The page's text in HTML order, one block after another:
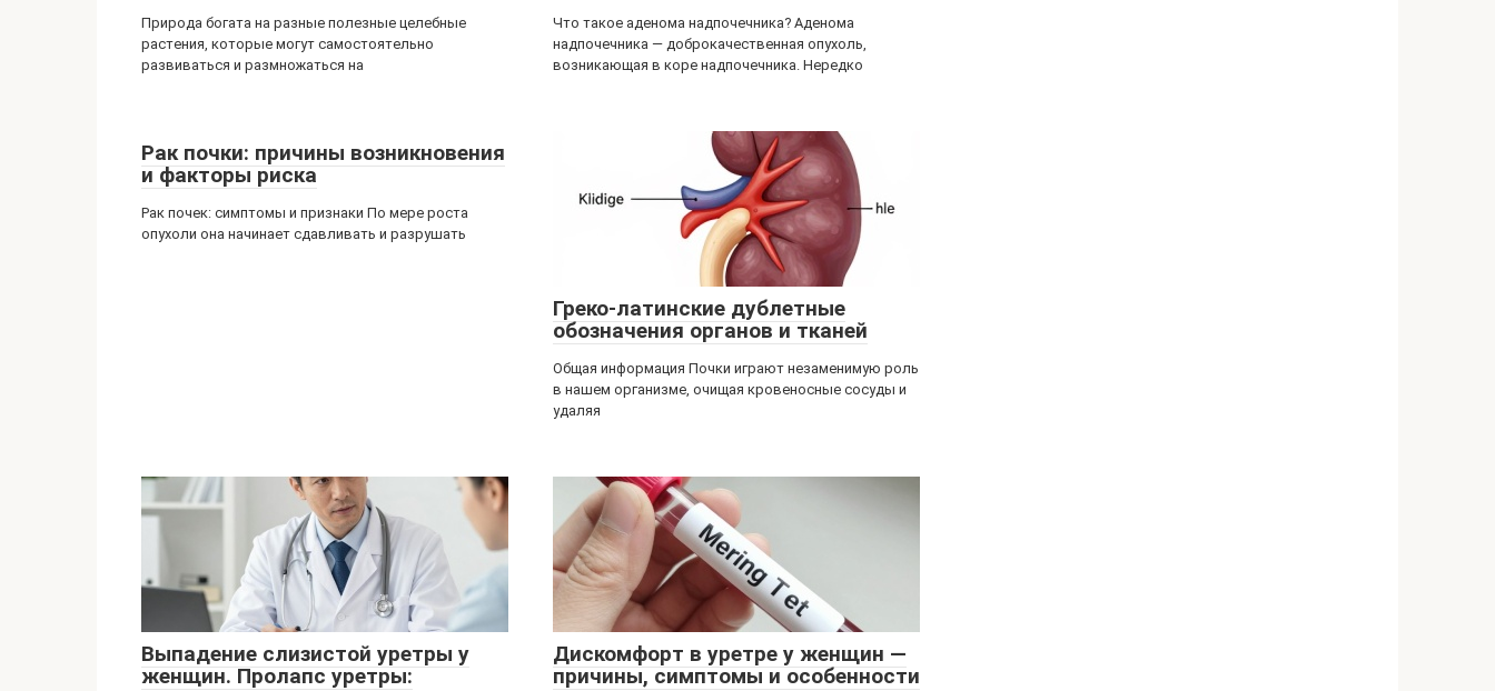
Природа богата на разные полезные целебные
растения, которые могут самостоятельно
развиваться и размножаться на
Что такое аденома надпочечника? Аденома
надпочечника — доброкачественная опухоль,
возникающая в коре надпочечника. Нередко
Рак почки: причины возникновения
и факторы риска
Рак почек: симптомы и признаки По мере роста
опухоли она начинает сдавливать и разрушать
Греко-латинские дублетные
обозначения органов и тканей
Общая информация Почки играют незаменимую роль
в нашем организме, очищая кровеносные сосуды и
удаляя
Выпадение слизистой уретры у
женщин. Пролапс уретры:
Дискомфорт в уретре у женщин —
причины, симптомы и особенности